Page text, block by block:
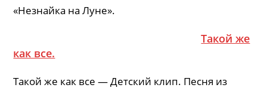
«Незнайка на Луне».
Такой же
как все.
Такой же как все — Детский клип. Песня из